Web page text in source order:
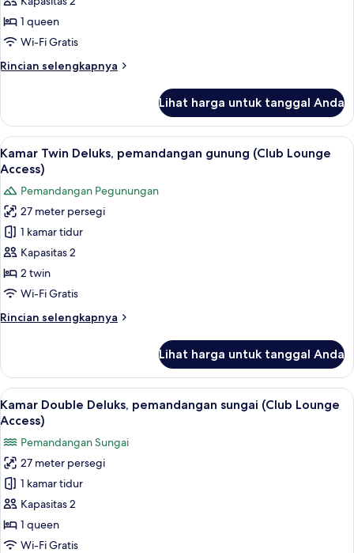
pemandangan
gunung
Lounge
1 queen
Wi-Fi Gratis
Rincian selengkapnya
Rincian
Kamar
Double
Deluks,
pemandangan
gunung
(Club
Lounge
Access)
Lihat harga untuk tanggal Anda
Lihat
semua
untuk
Kamar
Twin
Deluks,
pemandangan
gunung
Lounge
5
Kamar Twin Deluks, pemandangan gunung (Club Lounge
Access)
Pemandangan Pegunungan
27 meter persegi
1 kamar tidur
Kapasitas 2
2 twin
Wi-Fi Gratis
Rincian selengkapnya
Rincian
Kamar
Twin
Deluks,
pemandangan
gunung
(Club
Lounge
Access)
Lihat harga untuk tanggal Anda
Lihat
semua
untuk
Kamar
Double
Deluks,
pemandangan
sungai
Seprai premium, minibar, brankas,
5
Kamar Double Deluks, pemandangan sungai (Club Lounge
Access)
Pemandangan Sungai
27 meter persegi
1 kamar tidur
Kapasitas 2
1 queen
Wi-Fi Gratis